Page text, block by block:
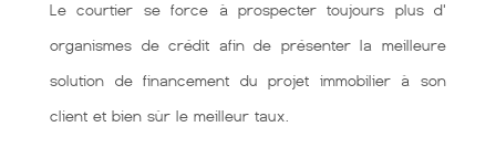
Le courtier se force à prospecter toujours plus d'
organismes de crédit afin de présenter la meilleure
solution de financement du projet immobilier à son
client et bien sùr le meilleur taux.